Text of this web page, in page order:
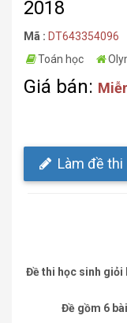
2018
Mã : DT643354096
Toán học
Giá bán:
Làm đề thi
Đề thi học sinh giỏi
Đề gồm 6